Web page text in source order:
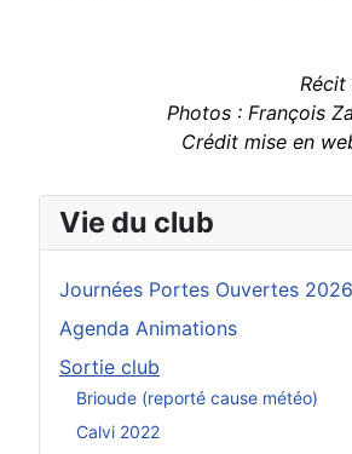
Vie du club
Journées Portes Ouvertes 2026
Agenda Animations
Sortie club
Brioude (reporté cause météo)
Calvi 2022
Récit
Photos : François
Crédit mise en